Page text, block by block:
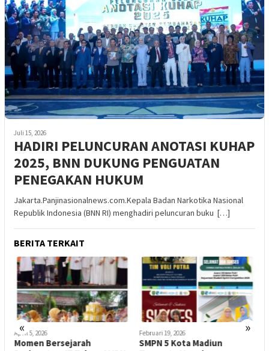
Juli 15, 2026
HADIRI PELUNCURAN ANOTASI KUHAP
2025, BNN DUKUNG PENGUATAN
PENEGAKAN HUKUM
Jakarta.Panjinasionalnews.com.Kepala Badan Narkotika Nasional
Republik Indonesia (BNN RI) menghadiri peluncuran buku […]
BERITA TERKAIT
« »
April 5, 2026
Momen Bersejarah
Februari 19, 2026
SMPN 5 Kota Madiun